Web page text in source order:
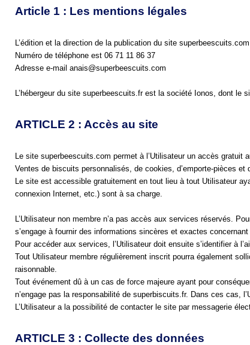
Article 1 : Les mentions légales
L’édition et la direction de la publication du site superbeescuits.com
Numéro de téléphone est 06 71 11 86 37
Adresse e-mail anais@superbeescuits.com
L’hébergeur du site superbeescuits.fr est la société Ionos, dont le
ARTICLE 2 : Accès au site
Le site superbeescuits.com permet à l’Utilisateur un accès gratuit
Ventes de biscuits personnalisés, de cookies, d’emporte-pièces et
Le site est accessible gratuitement en tout lieu à tout Utilisateur
connexion Internet, etc.) sont à sa charge.
L’Utilisateur non membre n’a pas accès aux services réservés.
s’engage à fournir des informations sincères et exactes
Pour accéder aux services, l’Utilisateur doit ensuite s’identifier à
Tout Utilisateur membre régulièrement inscrit pourra également
raisonnable.
Tout événement dû à un cas de force majeure ayant pour
n’engage pas la responsabilité de superbiscuits.fr. Dans ces cas,
L’Utilisateur a la possibilité de contacter le site par messagerie
ARTICLE 3 : Collecte des données